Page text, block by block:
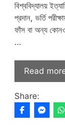
বিশ্ববিদ্যালয়
প্রদান, ভর্তি
ফাঁস বা অন্য
…
Read
Share: